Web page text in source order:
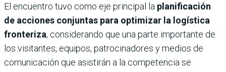
El encuentro tuvo como eje principal la planificación
de acciones conjuntas para optimizar la logística
fronteriza, considerando que una parte importante de
los visitantes, equipos, patrocinadores y medios de
comunicación que asistirán a la competencia se